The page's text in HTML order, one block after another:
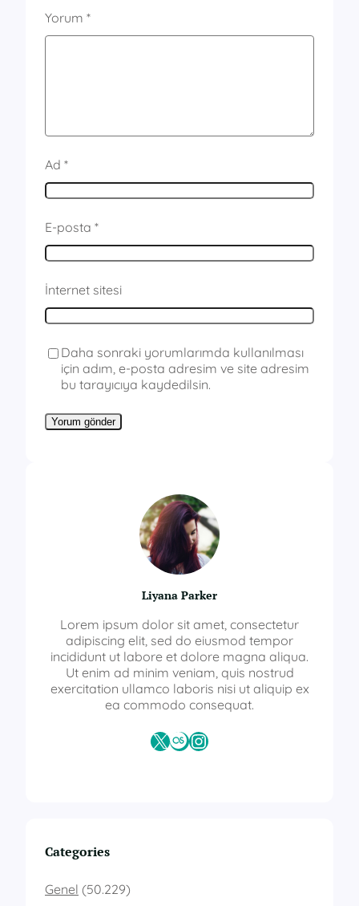
Yorum *
Ad *
E-posta *
İnternet sitesi
Daha sonraki yorumlarımda kullanılması
için adım, e-posta adresim ve site adresim
bu tarayıcıya kaydedilsin.
Liyana Parker
Lorem ipsum dolor sit amet, consectetur
adipiscing elit, sed do eiusmod tempor
incididunt ut labore et dolore magna aliqua.
Ut enim ad minim veniam, quis nostrud
exercitation ullamco laboris nisi ut aliquip ex
ea commodo consequat.
X Last.fmInstagram
Categories
Genel (50.229)